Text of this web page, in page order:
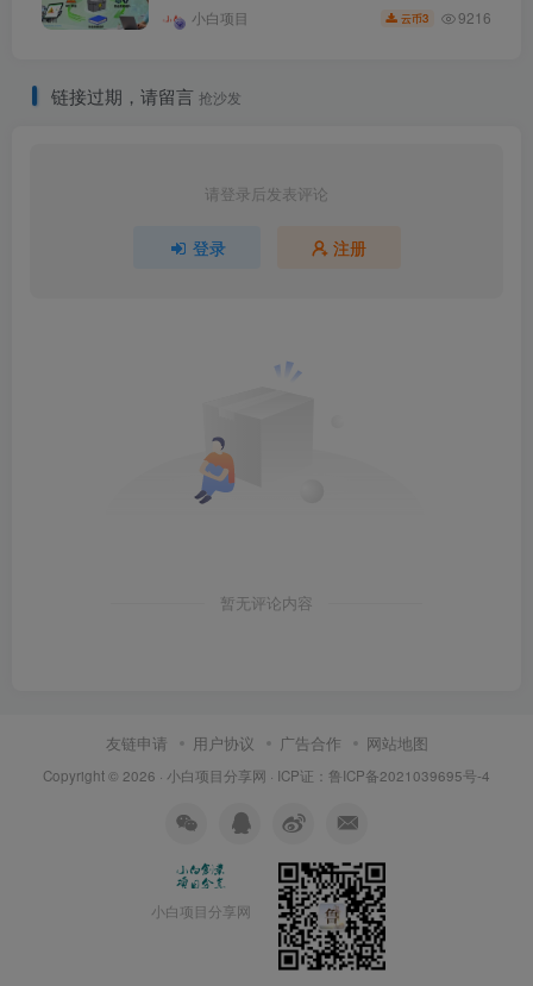
小白项目 云币3 9216
链接过期，请留言 抢沙发
请登录后发表评论
登录 注册
暂无评论内容
友链申请 用户协议 广告合作 网站地图
Copyright © 2026 · 小白项目分享网 · ICP证： 鲁ICP备2021039695号-4
小白项目分享网